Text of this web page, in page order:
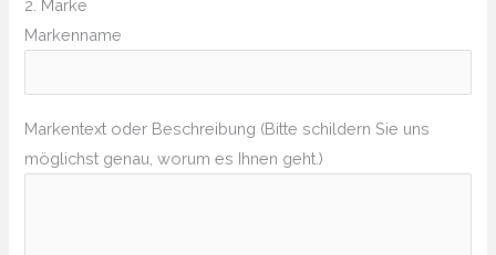
2. Marke
Markenname
Markentext oder Beschreibung (Bitte schildern Sie uns
möglichst genau, worum es Ihnen geht.)